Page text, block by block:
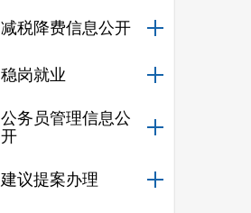
减税降费信息公开
稳岗就业
公务员管理信息公
开
建议提案办理